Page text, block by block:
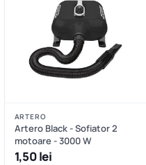
ARTERO
Artero Black - Sofiator 2
motoare - 3000 W
1,50 lei